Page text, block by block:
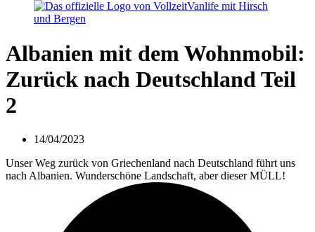
Albanien mit dem Wohnmobil:
Zurück nach Deutschland Teil
2
14/04/2023
Unser Weg zurück von Griechenland nach Deutschland führt uns
nach Albanien. Wunderschöne Landschaft, aber dieser MÜLL!